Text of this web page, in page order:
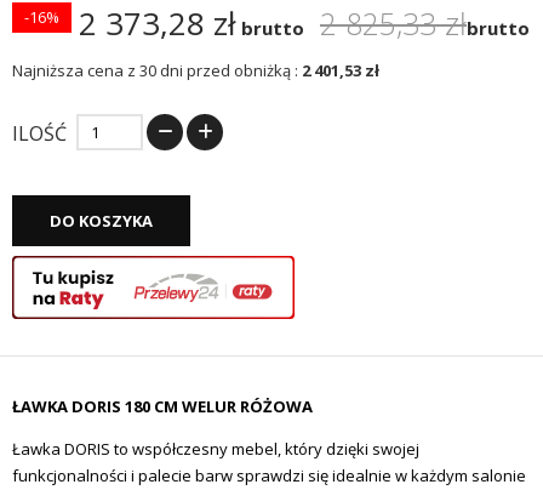
2 373,28 zł brutto 2 825,33 złbrutto
-16%
Najniższa cena z 30 dni przed obniżką : 2 401,53 zł
ILOŚĆ
DO KOSZYKA
ŁAWKA DORIS 180 CM WELUR RÓŻOWA
Ławka DORIS to współczesny mebel, który dzięki swojej
funkcjonalności i palecie barw sprawdzi się idealnie w każdym salonie